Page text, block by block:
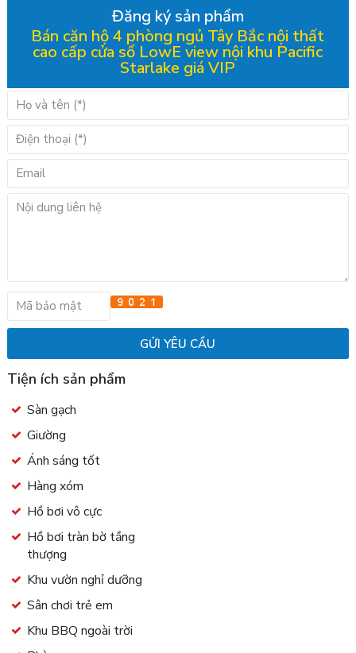
Đăng ký sản phẩm
Bán căn hộ 4 phòng ngủ Tây Bắc nội thất
cao cấp cửa sổ LowE view nội khu Pacific
Starlake giá VIP
Tiện ích sản phẩm
Sàn gạch
Giường
Ánh sáng tốt
Hàng xóm
Hồ bơi vô cực
Hồ bơi tràn bờ tầng
thượng
Khu vườn nghỉ dưỡng
Sân chơi trẻ em
Khu BBQ ngoài trời